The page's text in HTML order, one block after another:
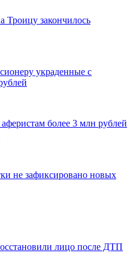
Троицу закончилось
украденные с
более 3 млн рублей
не зафиксировано новых
лицо после ДТП